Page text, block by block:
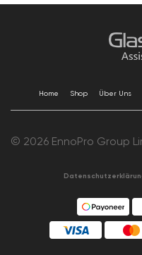
Home Shop Über Uns
© 2026 EnnoPro Group